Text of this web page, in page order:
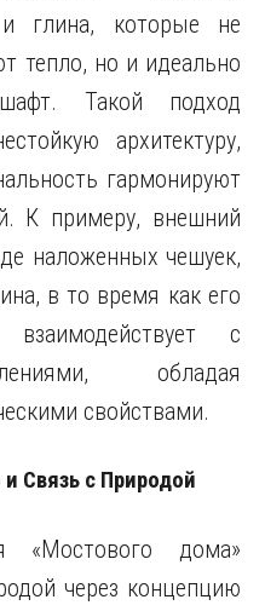
глина, которые не
тепло, но и идеально
Такой подход
архитектуру,
гармонируют
К примеру, внешний
наложенных чешуек,
в то время как его
взаимодействует с
обладая
свойствами.
Связь с Природой
«Мостового дома»
через концепцию